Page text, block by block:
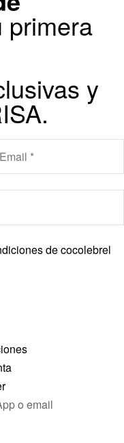
primera
y
de cocolebrel
o email